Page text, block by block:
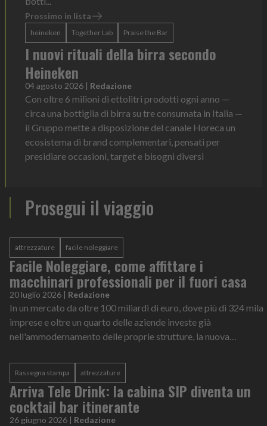
Prossimo in lista
heineken Together Lab Praise the Bar
I nuovi rituali della birra secondo
Heineken
04 agosto 2026 | Redazione
Con oltre 6 milioni di ettolitri prodotti ogni anno —
circa una bottiglia di birra su tre consumata in Italia —
il Gruppo mette a disposizione del canale Horeca un
ecosistema di brand complementari, pensati per
presidiare occasioni, target e bisogni diversi
Prosegui il viaggio
attrezzature facile noleggiare
Facile Noleggiare, come affittare i
macchinari professionali per il fuori casa
20 luglio 2026 | Redazione
In un mercato da oltre 100 miliardi di euro, dove più di 324 mila
imprese e oltre un quarto delle aziende investe già
nell'ammodernamento delle proprie strutture, la nuova
Rassegna stampa attrezzature
Arriva Tele Drink: la cabina SIP diventa un
cocktail bar itinerante
26 giugno 2026 | Redazione